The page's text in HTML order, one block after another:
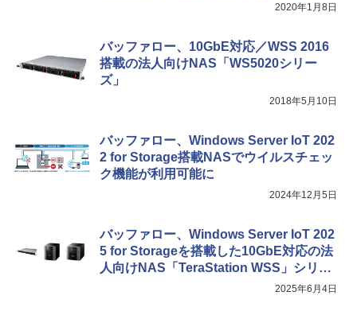
2020年1月8日
バッファロー、10GbE対応／WSS 2016
搭載の法人向けNAS「WS5020シリー
ズ」
2018年5月10日
バッファロー、Windows Server IoT 202
2 for Storage搭載NASでウイルスチェッ
ク機能が利用可能に
2024年12月5日
バッファロー、Windows Server IoT 202
5 for Storageを搭載した10GbE対応の法
人向けNAS「TeraStation WSS」シリー
2025年6月4日